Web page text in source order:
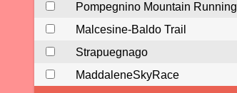
Pompegnino Mountain Running
Malcesine-Baldo Trail
Strapuegnago
MaddaleneSkyRace